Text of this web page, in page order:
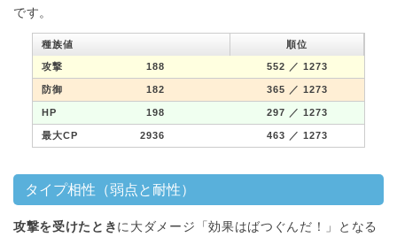
です。
種族値 順位
攻撃 188 552 ／ 1273
防御 182 365 ／ 1273
HP 198 297 ／ 1273
最大CP 2936 463 ／ 1273
タイプ相性（弱点と耐性）
攻撃を受けたとき に大ダメージ「効果はばつぐんだ！」となる